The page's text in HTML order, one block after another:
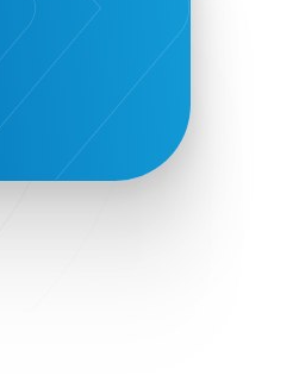
Athens University of Economics &
Business
Best accelerator
Best incubator
Bizrupt
Booths 34-35
Borrn
Boutique Hotel
Cactus Royal Spa & Resort Hotel.
Campsaround
Canaves Oia Suites